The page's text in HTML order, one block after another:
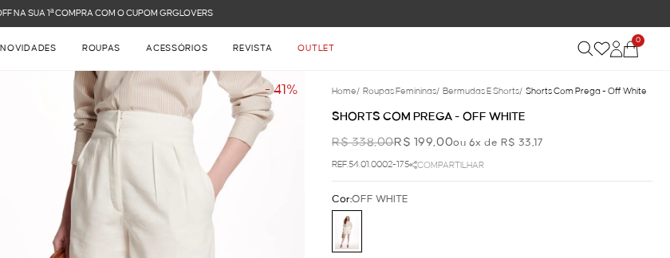
FRETE GRÁTIS NAS COMPRAS ACIMA DE R$ 899
NOVIDADES ROUPAS ACESSÓRIOS REVISTA OUTLET
0
- 41% Home/ Roupas Femininas/ Bermudas E Shorts/ Shorts Com Prega - Off White
SHORTS COM PREGA - OFF WHITE
R$ 338,00R$ 199,00ou 6x de R$ 33,17
REF.54.01.0002-175 COMPARTILHAR
Cor:OFF WHITE